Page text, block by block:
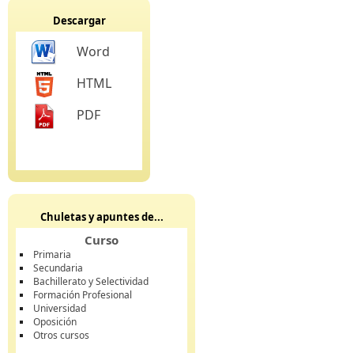
Descargar
Word
HTML
PDF
Chuletas y apuntes de...
Curso
Primaria
Secundaria
Bachillerato y Selectividad
Formación Profesional
Universidad
Oposición
Otros cursos